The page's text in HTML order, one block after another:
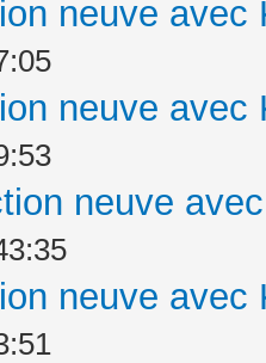
neuve avec
neuve avec
neuve
neuve avec